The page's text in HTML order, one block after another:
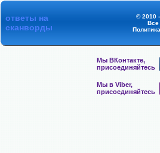
ответы на
сканворды
© 2010
Все
Мы ВКонтакте,
присоединяйтесь
Мы в Viber,
присоединяйтесь